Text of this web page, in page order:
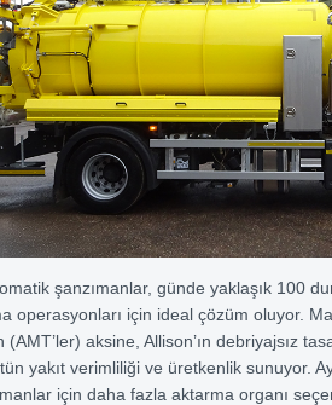
şanzımanlar, günde yaklaşık 100
operasyonları için ideal çözüm oluyor.
(AMT’ler) aksine, Allison’ın debriyajsız
yakıt verimliliği ve üretkenlik sunuyor.
için daha fazla aktarma organı